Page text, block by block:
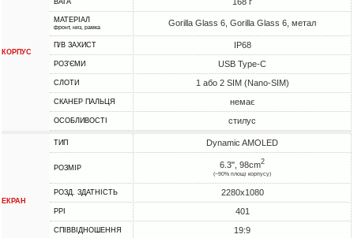
КОРПУС
ВАГА
МАТЕРІАЛ
фронт, низ, рамка Gorilla Glass 6, Gorilla Glass 6, метал
П/В ЗАХИСТ IP68
РОЗ'ЄМИ USB Type-C
СЛОТИ 1 або 2 SIM (Nano-SIM)
СКАНЕР ПАЛЬЦЯ немає
ОСОБЛИВОСТІ стилус
ЕКРАН
ТИП Dynamic AMOLED
РОЗМІР 6.3", 98cm2
(~90% площі корпусу)
РОЗД. ЗДАТНІСТЬ 2280x1080
PPI 401
СПІВВІДНОШЕННЯ 19:9